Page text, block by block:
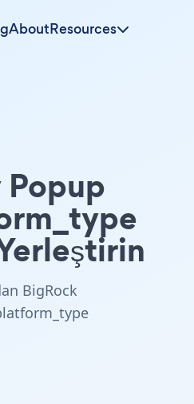
AboutResources
BigRock